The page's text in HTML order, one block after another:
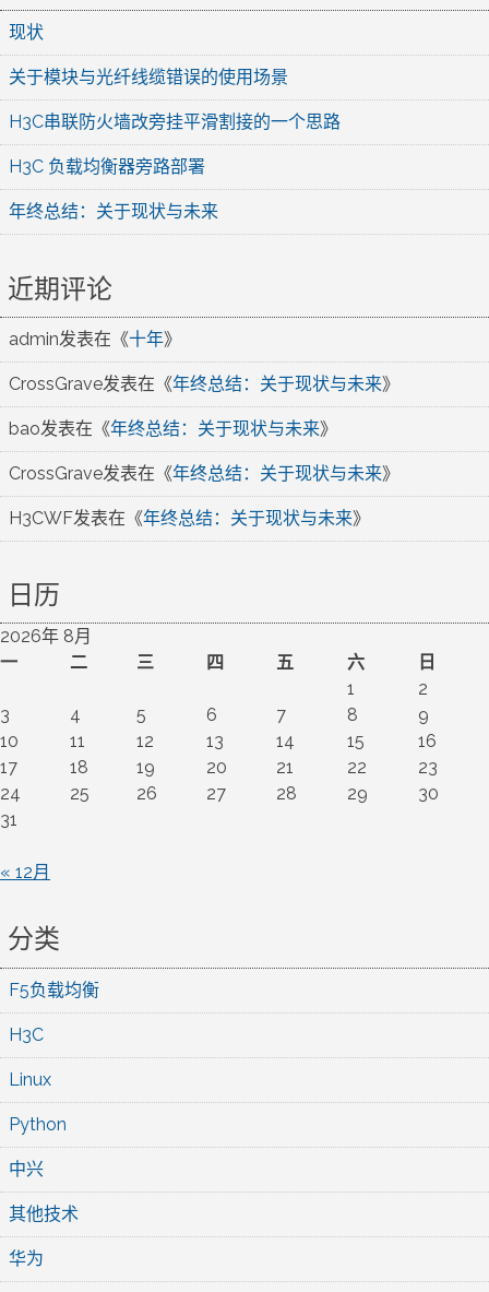
现状
关于模块与光纤线缆错误的使用场景
H3C串联防火墙改旁挂平滑割接的一个思路
H3C 负载均衡器旁路部署
年终总结：关于现状与未来
近期评论
admin发表在《十年》
CrossGrave发表在《年终总结：关于现状与未来》
bao发表在《年终总结：关于现状与未来》
CrossGrave发表在《年终总结：关于现状与未来》
H3CWF发表在《年终总结：关于现状与未来》
日历
2026年 8月
一
二 三 四 五 六
日
1
2
3
4 5 6 7 8
9
10
11 12 13 14 15
16
17
18 19 20 21 22
23
24
25 26 27 28 29
30
31
« 12月
分类
F5负载均衡
H3C
Linux
Python
中兴
其他技术
华为